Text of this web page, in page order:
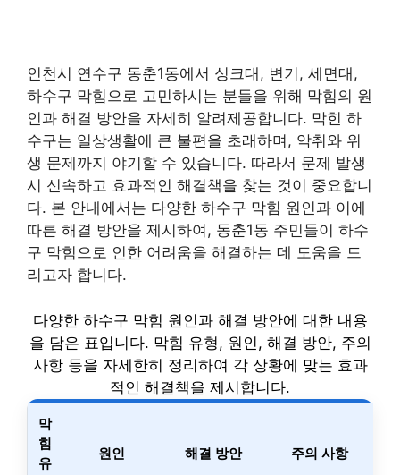
인천시 연수구 동춘1동에서 싱크대, 변기, 세면대,
하수구 막힘으로 고민하시는 분들을 위해 막힘의 원
인과 해결 방안을 자세히 알려제공합니다. 막힌 하
수구는 일상생활에 큰 불편을 초래하며, 악취와 위
생 문제까지 야기할 수 있습니다. 따라서 문제 발생
시 신속하고 효과적인 해결책을 찾는 것이 중요합니
다. 본 안내에서는 다양한 하수구 막힘 원인과 이에
따른 해결 방안을 제시하여, 동춘1동 주민들이 하수
구 막힘으로 인한 어려움을 해결하는 데 도움을 드
리고자 합니다.
다양한 하수구 막힘 원인과 해결 방안에 대한 내용
을 담은 표입니다. 막힘 유형, 원인, 해결 방안, 주의
사항 등을 자세한히 정리하여 각 상황에 맞는 효과
적인 해결책을 제시합니다.
막
힘
유
원인 해결 방안 주의 사항